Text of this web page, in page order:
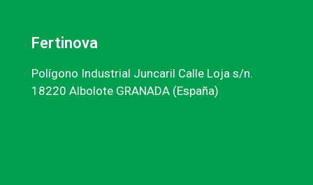
Fertinova
Polígono Industrial Juncaril Calle Loja s/n.
18220 Albolote GRANADA (España)